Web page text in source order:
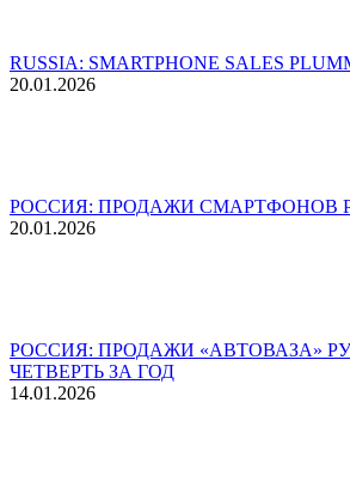
RUSSIA: SMARTPHONE SALES
20.01.2026
РОССИЯ: ПРОДАЖИ СМАРТФОНОВ
20.01.2026
РОССИЯ: ПРОДАЖИ «АВТОВАЗА»
ЧЕТВЕРТЬ ЗА ГОД
14.01.2026